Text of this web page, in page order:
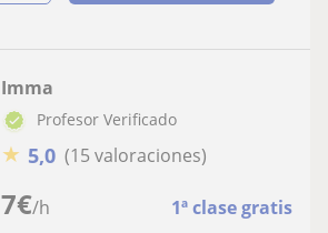
7€/h 1ª clase gratis
Imma
Profesor Verificado
★ 5,0 (15 valoraciones)